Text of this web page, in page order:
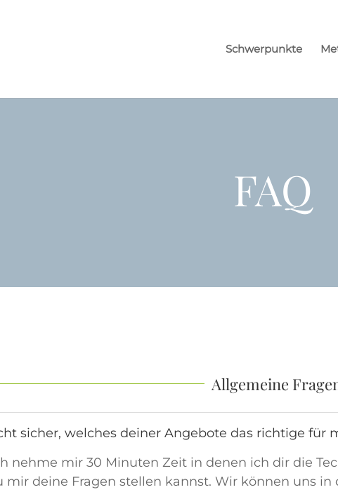
Schwerpunkte
FAQ
Allgemeine
sicher, welches deiner Angebote das richtige für
nehme mir 30 Minuten Zeit in denen ich dir die
mir deine Fragen stellen kannst. Wir können uns